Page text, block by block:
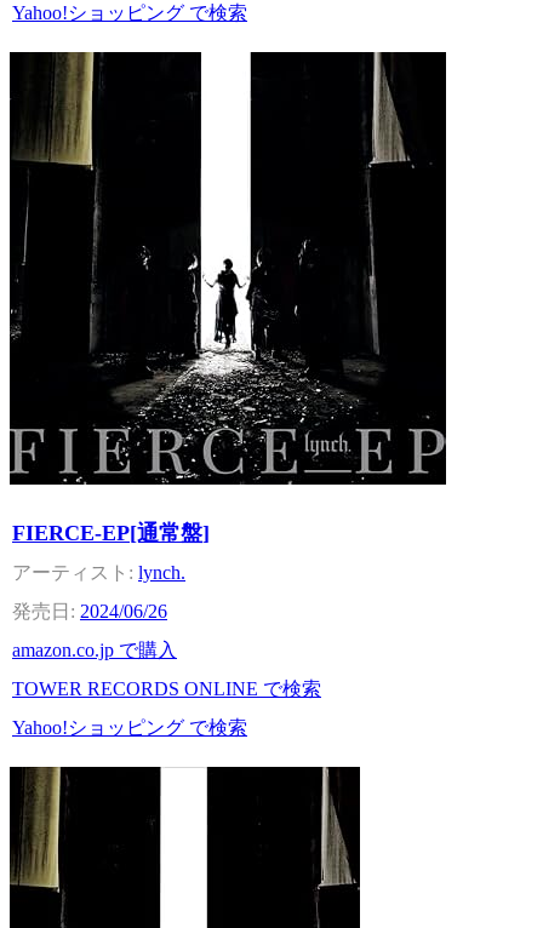
Yahoo!ショッピング で検索
FIERCE-EP[通常盤]
lynch.
2024/06/26
amazon.co.jp で購入
TOWER RECORDS ONLINE で検索
Yahoo!ショッピング で検索